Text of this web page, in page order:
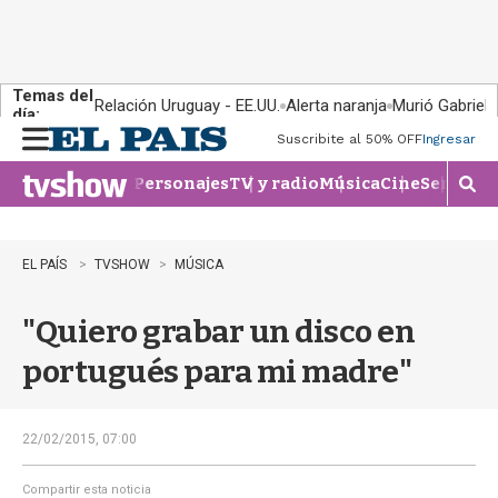
Temas del
día:
Relación Uruguay - EE.UU. Alerta naranja Murió Gabriel
n
u
Suscribite al 50% OFFIngresar
PersonajesTV y radioMúsicaCineSeries
M
o
e
EL PAÍS TVSHOW MÚSICA
"Quiero grabar un disco en
portugués para mi madre"
22/02/2015, 07:00
Compartir esta noticia